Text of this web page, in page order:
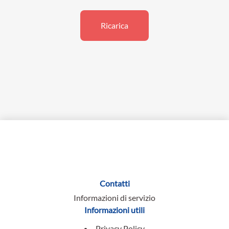
Ricarica
Contatti
Informazioni di servizio
Informazioni utili